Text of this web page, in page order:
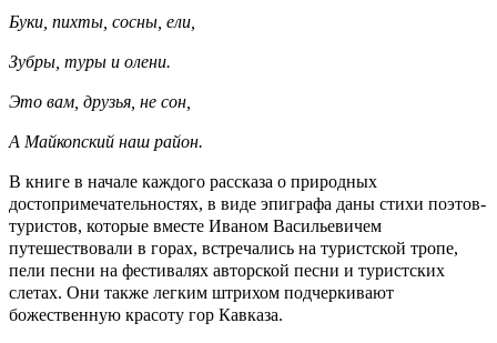
Буки, пихты, сосны, ели,
Зубры, туры и олени.
Это вам, друзья, не сон,
А Майкопский наш район.
В книге в начале каждого рассказа о природных
достопримечательностях, в виде эпиграфа даны стихи поэтов-
туристов, которые вместе Иваном Васильевичем
путешествовали в горах, встречались на туристской тропе,
пели песни на фестивалях авторской песни и туристских
слетах. Они также легким штрихом подчеркивают
божественную красоту гор Кавказа.